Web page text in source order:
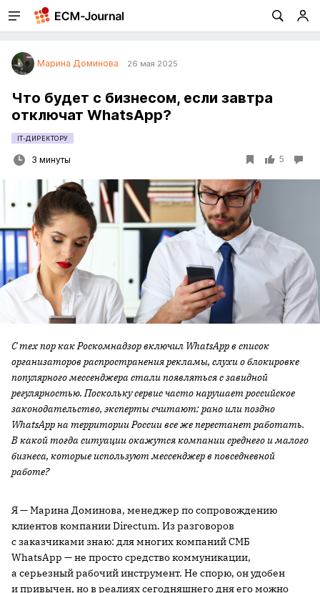
Марина Доминова 26 мая 2025
Что будет с бизнесом, если завтра
отключат WhatsApp?
IT-ДИРЕКТОРУ
3 минуты 5
С тех пор как Роскомнадзор включил WhatsApp в список
организаторов распространения рекламы, слухи о блокировке
популярного мессенджера стали появляться с завидной
регулярностью. Поскольку сервис часто нарушает российское
законодательство, эксперты считают: рано или поздно
WhatsApp на территории России все же перестанет работать.
В какой тогда ситуации окажутся компании среднего и малого
бизнеса, которые используют мессенджер в повседневной
работе?
Я — Марина Доминова, менеджер по сопровождению
клиентов компании Directum. Из разговоров
с заказчиками знаю: для многих компаний СМБ
WhatsApp — не просто средство коммуникации,
а серьезный рабочий инструмент. Не спорю, он удобен
и привычен, но в реалиях сегодняшнего дня его можно